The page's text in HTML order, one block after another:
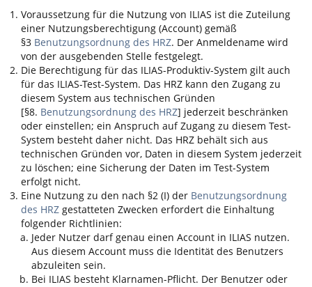
Voraussetzung für die Nutzung von ILIAS ist die Zuteilung
einer Nutzungsberechtigung (Account) gemäß
§3 Benutzungsordnung des HRZ. Der Anmeldename wird
von der ausgebenden Stelle festgelegt.
Die Berechtigung für das ILIAS-Produktiv-System gilt auch
für das ILIAS-Test-System. Das HRZ kann den Zugang zu
diesem System aus technischen Gründen
[§8. Benutzungsordnung des HRZ] jederzeit beschränken
oder einstellen; ein Anspruch auf Zugang zu diesem Test-
System besteht daher nicht. Das HRZ behält sich aus
technischen Gründen vor, Daten in diesem System jederzeit
zu löschen; eine Sicherung der Daten im Test-System
erfolgt nicht.
Eine Nutzung zu den nach §2 (I) der Benutzungsordnung
des HRZ gestatteten Zwecken erfordert die Einhaltung
folgender Richtlinien:
Jeder Nutzer darf genau einen Account in ILIAS nutzen.
Aus diesem Account muss die Identität des Benutzers
abzuleiten sein.
Bei ILIAS besteht Klarnamen-Pflicht. Der Benutzer oder